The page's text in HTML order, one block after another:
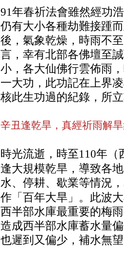
91年春祈法會雖然經功
仍有大小各種劫難接踵
後，氣象乾燥，時雨不
言，幸有北部各佛壇至
小，各大仙佛行雲佈雨
一大功，此功記在上界
核此生功過的紀錄，所
辛丑逢乾旱，真經祈雨解
時光流逝，時至110年（
逢大規模乾旱，導致各
水、停耕、歇業等情況
作「百年大旱」。此波
西半部水庫最重要的梅
造成西半部水庫蓄水量
也遲到又偏少，補水無